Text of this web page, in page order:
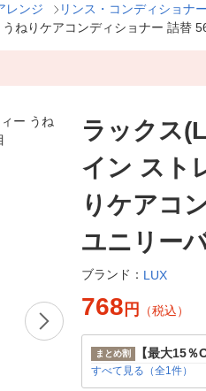
レンジ リンス・コンディショナー
ねりケアコンディショナー 詰替
ラックス
イン スト
りケアコ
ユニリー
ブランド： LUX
768 円 （税込）
まとめ割 【最大15
すべて見る（全1件）